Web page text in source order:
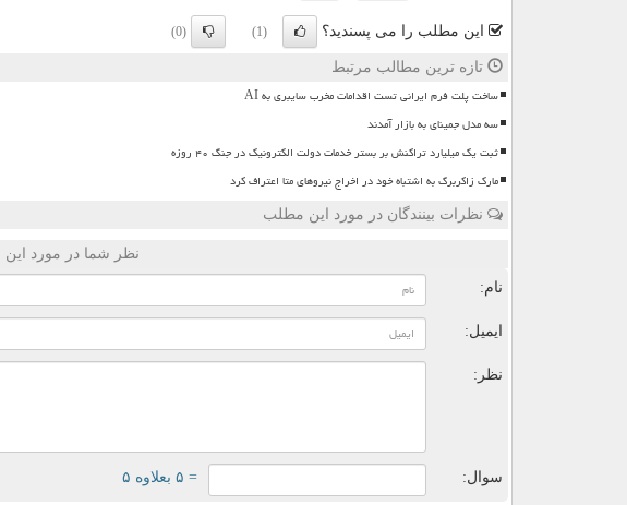
این مطلب را می پسندید؟ (1)
(0)
تازه ترین مطالب مرتبط
ساخت پلت فرم ایرانی تست اقدامات مخرب سایبری به AI
سه مدل جمینای به بازار آمدند
ثبت یک میلیارد تراکنش بر بستر خدمات دولت الکترونیک در جنگ ۴۰ روزه
مارک زاکربرگ به اشتباه خود در اخراج نیروهای متا اعتراف کرد
نظرات بینندگان در مورد این مطلب
نظر شما در مورد
نام:
ایمیل:
نظر:
سوال: = ۵ بعلاوه ۵